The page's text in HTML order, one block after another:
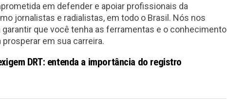
em defender e apoiar profissionais da
jornalistas e radialistas, em todo o Brasil. Nós nos
que você tenha as ferramentas e o conhecimento
em sua carreira.
DRT: entenda a importância do registro